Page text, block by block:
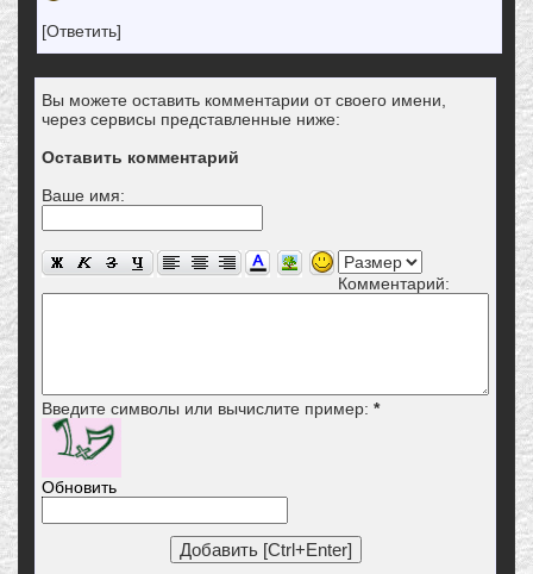
[Ответить]
Вы можете оставить комментарии от своего имени,
через сервисы представленные ниже:
Оставить комментарий
Ваше имя:
Комментарий:
Введите символы или вычислите пример: *
Обновить